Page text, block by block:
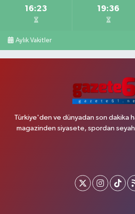
16:23 19:36
Aylık Vakitler
Türkiye'den ve dünyadan son dakika
magazinden siyasete, spordan